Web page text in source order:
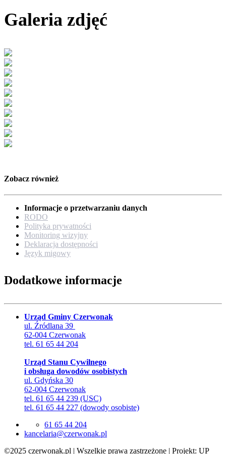
Galeria zdjęć
Zobacz również
Informacje o przetwarzaniu danych
RODO
Polityka prywatności
Monitoring wizyjny
Deklaracja dostępności
Język migowy
Dodatkowe informacje
Urząd Gminy Czerwonak
ul. Źródlana 39
62-004 Czerwonak
tel. 61 65 44 204
Urząd Stanu Cywilnego
i obsługa dowodów osobistych
ul. Gdyńska 30
62-004 Czerwonak
tel. 61 65 44 239 (USC)
tel. 61 65 44 227 (dowody osobiste)
61 65 44 204
lp.kanowrezc@airalecnak
©2025 czerwonak.pl | Wszelkie prawa zastrzeżone | Projekt: UP